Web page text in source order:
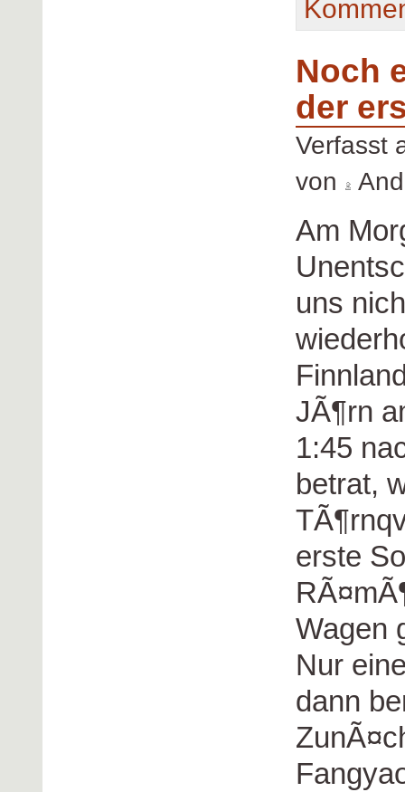
Noch
der
Verfasst
von
Am
uns
JÃ¶rn
1:45
betrat,
erste
Wagen
Nur
dann